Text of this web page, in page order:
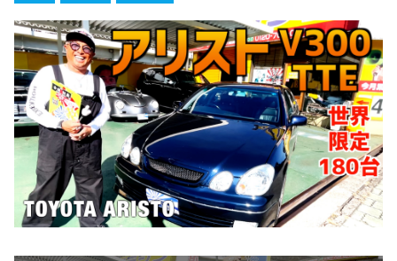
お知らせ
CONTACT
お問合わせ